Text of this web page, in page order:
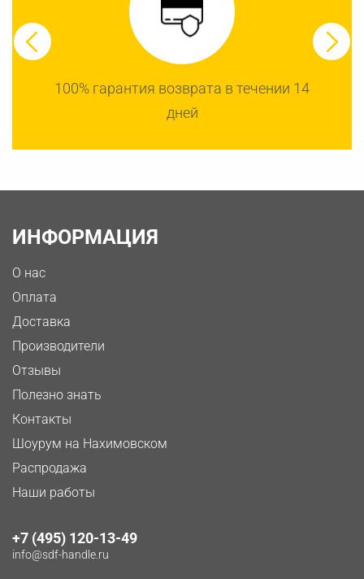
100% гарантия возврата в течении 14
дней
ИНФОРМАЦИЯ
О нас
Оплата
Доставка
Производители
Отзывы
Полезно знать
Контакты
Шоурум на Нахимовском
Распродажа
Наши работы
+7 (495) 120-13-49
info@sdf-handle.ru